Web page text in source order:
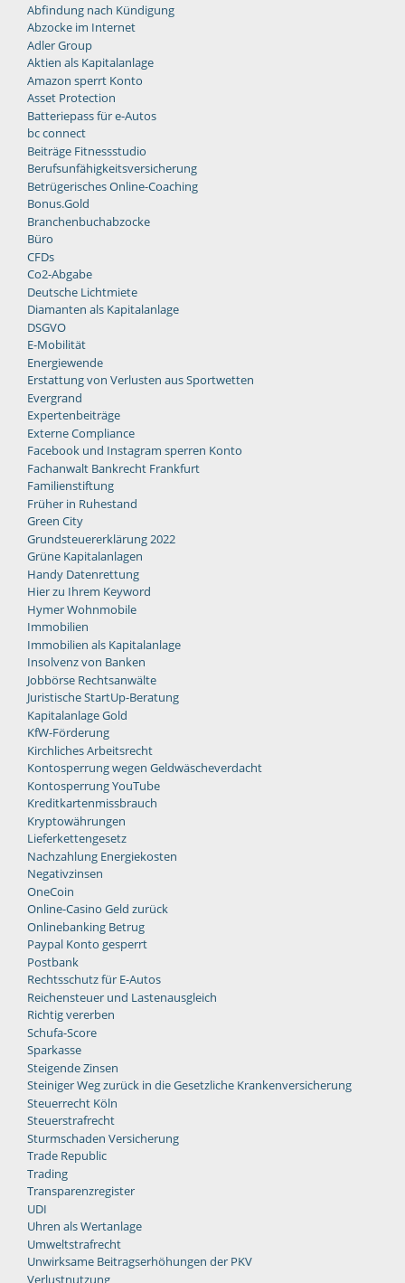
Abfindung nach Kündigung
Abzocke im Internet
Adler Group
Aktien als Kapitalanlage
Amazon sperrt Konto
Asset Protection
Batteriepass für e-Autos
bc connect
Beiträge Fitnessstudio
Berufsunfähigkeitsversicherung
Betrügerisches Online-Coaching
Bonus.Gold
Branchenbuchabzocke
Büro
CFDs
Co2-Abgabe
Deutsche Lichtmiete
Diamanten als Kapitalanlage
DSGVO
E-Mobilität
Energiewende
Erstattung von Verlusten aus Sportwetten
Evergrand
Expertenbeiträge
Externe Compliance
Facebook und Instagram sperren Konto
Fachanwalt Bankrecht Frankfurt
Familienstiftung
Früher in Ruhestand
Green City
Grundsteuererklärung 2022
Grüne Kapitalanlagen
Handy Datenrettung
Hier zu Ihrem Keyword
Hymer Wohnmobile
Immobilien
Immobilien als Kapitalanlage
Insolvenz von Banken
Jobbörse Rechtsanwälte
Juristische StartUp-Beratung
Kapitalanlage Gold
KfW-Förderung
Kirchliches Arbeitsrecht
Kontosperrung wegen Geldwäscheverdacht
Kontosperrung YouTube
Kreditkartenmissbrauch
Kryptowährungen
Lieferkettengesetz
Nachzahlung Energiekosten
Negativzinsen
OneCoin
Online-Casino Geld zurück
Onlinebanking Betrug
Paypal Konto gesperrt
Postbank
Rechtsschutz für E-Autos
Reichensteuer und Lastenausgleich
Richtig vererben
Schufa-Score
Sparkasse
Steigende Zinsen
Steiniger Weg zurück in die Gesetzliche Krankenversicherung
Steuerrecht Köln
Steuerstrafrecht
Sturmschaden Versicherung
Trade Republic
Trading
Transparenzregister
UDI
Uhren als Wertanlage
Umweltstrafrecht
Unwirksame Beitragserhöhungen der PKV
Verlustnutzung